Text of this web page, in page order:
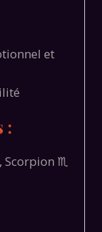
et
:
Scorpion ♏